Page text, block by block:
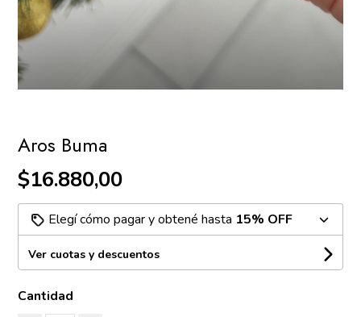
Aros Buma
$16.880,00
Elegí cómo pagar y obtené hasta 15% OFF
Ver cuotas y descuentos
Cantidad